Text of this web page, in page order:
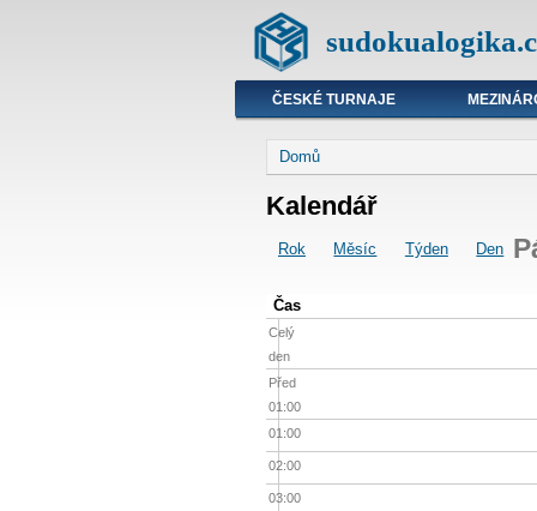
ČESKÉ TURNAJE
Domů
Kalendář
Rok Měsíc Týden Den
Čas
Celý
den
Před
01:00
01:00
02:00
03:00